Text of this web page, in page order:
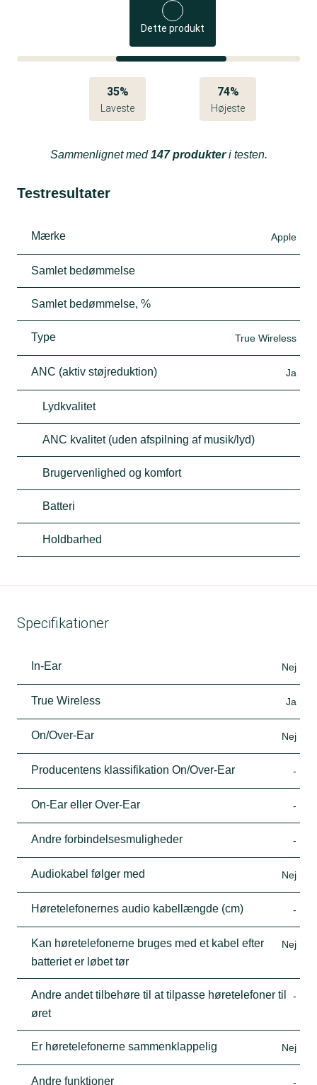
Dette produkt
35%
Laveste
74%
Højeste
Sammenlignet med147 produkteri testen.
Testresultater
Mærke Apple
Samlet bedømmelse
Samlet bedømmelse, %
Type True Wireless
ANC (aktiv støjreduktion) Ja
Lydkvalitet
ANC kvalitet (uden afspilning af musik/lyd)
Brugervenlighed og komfort
Batteri
Holdbarhed
Specifikationer
In-Ear Nej
True Wireless Ja
On/Over-Ear Nej
Producentens klassifikation On/Over-Ear -
On-Ear eller Over-Ear -
Andre forbindelsesmuligheder -
Audiokabel følger med Nej
Høretelefonernes audio kabellængde (cm) -
Kan høretelefonerne bruges med et kabel efter
batteriet er løbet tør
Nej
Andre andet tilbehøre til at tilpasse høretelefoner til
øret
-
Er høretelefonerne sammenklappelig Nej
Andre funktioner -